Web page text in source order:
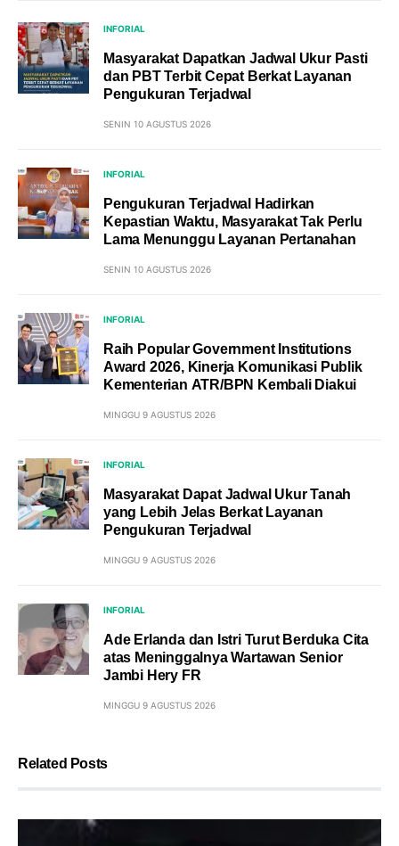
INFORIAL
Masyarakat Dapatkan Jadwal Ukur Pasti
dan PBT Terbit Cepat Berkat Layanan
Pengukuran Terjadwal
SENIN 10 AGUSTUS 2026
INFORIAL
Pengukuran Terjadwal Hadirkan
Kepastian Waktu, Masyarakat Tak Perlu
Lama Menunggu Layanan Pertanahan
SENIN 10 AGUSTUS 2026
INFORIAL
Raih Popular Government Institutions
Award 2026, Kinerja Komunikasi Publik
Kementerian ATR/BPN Kembali Diakui
MINGGU 9 AGUSTUS 2026
INFORIAL
Masyarakat Dapat Jadwal Ukur Tanah
yang Lebih Jelas Berkat Layanan
Pengukuran Terjadwal
MINGGU 9 AGUSTUS 2026
INFORIAL
Ade Erlanda dan Istri Turut Berduka Cita
atas Meninggalnya Wartawan Senior
Jambi Hery FR
MINGGU 9 AGUSTUS 2026
Related Posts